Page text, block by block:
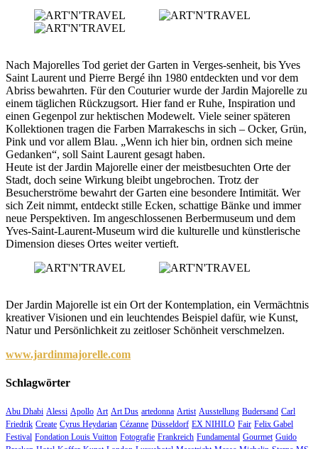
Nach Majorelles Tod geriet der Garten in Verges-senheit, bis Yves
Saint Laurent und Pierre Bergé ihn 1980 entdeckten und vor dem
Abriss bewahrten. Für den Couturier wurde der Jardin Majorelle zu
einem täglichen Rückzugsort. Hier fand er Ruhe, Inspiration und
einen Gegenpol zur hektischen Modewelt. Viele seiner späteren
Kollektionen tragen die Farben Marrakeschs in sich – Ocker, Grün,
Pink und vor allem Blau. „Wenn ich hier bin, ordnen sich meine
Gedanken“, soll Saint Laurent gesagt haben.
Heute ist der Jardin Majorelle einer der meistbesuchten Orte der
Stadt, doch seine Wirkung bleibt ungebrochen. Trotz der
Besucherströme bewahrt der Garten eine besondere Intimität. Wer
sich Zeit nimmt, entdeckt stille Ecken, schattige Bänke und immer
neue Perspektiven. Im angeschlossenen Berbermuseum und dem
Yves-Saint-Laurent-Museum wird die kulturelle und künstlerische
Dimension dieses Ortes weiter vertieft.
Der Jardin Majorelle ist ein Ort der Kontemplation, ein Vermächtnis
kreativer Visionen und ein leuchtendes Beispiel dafür, wie Kunst,
Natur und Persönlichkeit zu zeitloser Schönheit verschmelzen.
www.jardinmajorelle.com
Schlagwörter
Abu Dhabi Alessi Apollo Art Art Dus artedonna Artist Ausstellung Budersand Carl
Friedrik Create Cyrus Heydarian Cézanne Düsseldorf EX NIHILO Fair Felix Gabel
Festival Fondation Louis Vuitton Fotografie Frankreich Fundamental Gourmet Guido